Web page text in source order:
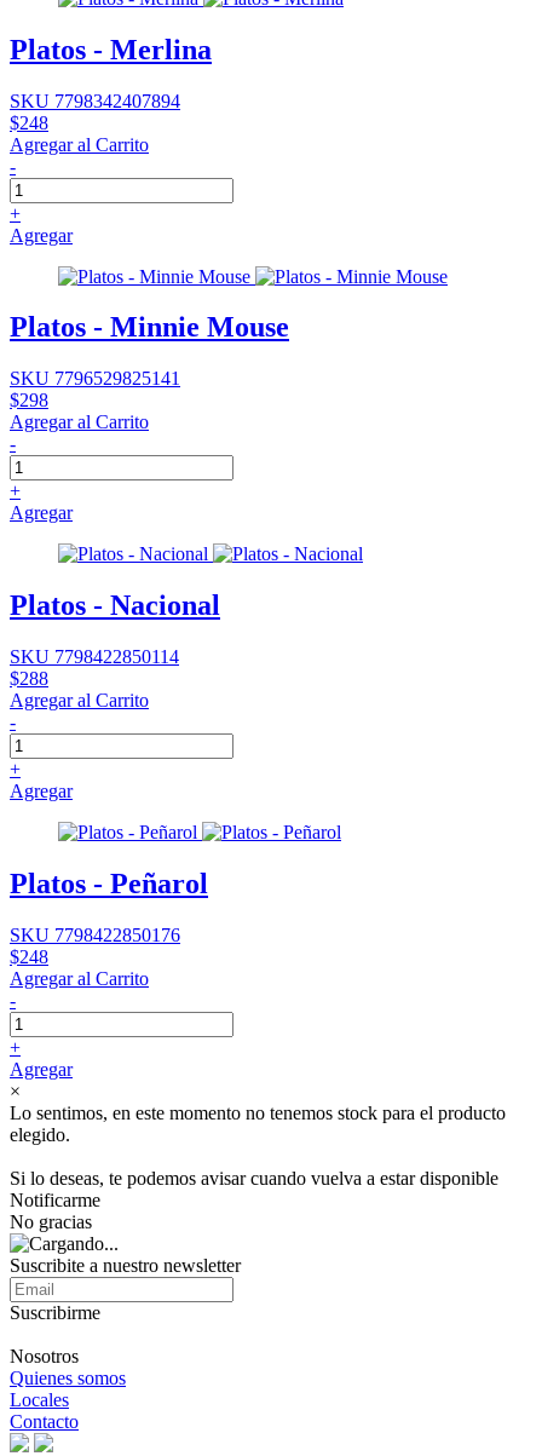
Platos - Merlina
SKU 7798342407894
$248
Agregar al Carrito
-
+
Agregar
Platos - Minnie Mouse
SKU 7796529825141
$298
Agregar al Carrito
-
+
Agregar
Platos - Nacional
SKU 7798422850114
$288
Agregar al Carrito
-
+
Agregar
Platos - Peñarol
SKU 7798422850176
$248
Agregar al Carrito
-
+
Agregar
×
Lo sentimos, en este momento no tenemos stock para el producto
elegido.
Si lo deseas, te podemos avisar cuando vuelva a estar disponible
Notificarme
No gracias
Suscribite a nuestro newsletter
Suscribirme
Nosotros
Quienes somos
Locales
Contacto